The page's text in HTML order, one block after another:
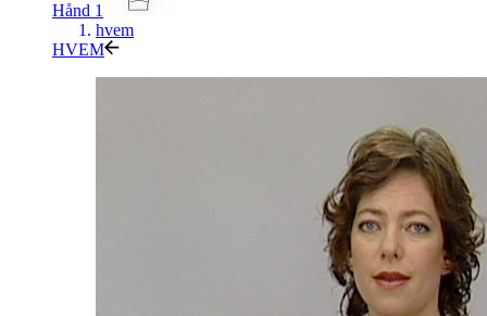
Hånd 1
hvem
HVEM